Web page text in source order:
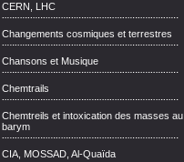
CERN, LHC
Changements cosmiques et terrestres
Chansons et Musique
Chemtrails
Chemtreils et intoxication des masses au
barym
CIA, MOSSAD, Al-Quaïda